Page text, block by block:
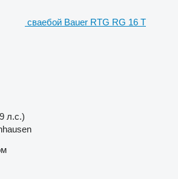
сваебой Bauer RTG RG 16 T
л.с.)